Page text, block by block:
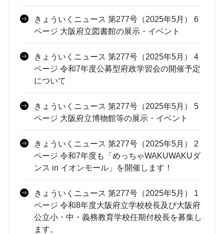
きょういくニュース 第277号（2025年5月） 6
ページ 大阪府立図書館の展示・イベント
きょういくニュース 第277号（2025年5月） 4
ページ 令和7年度公募型府政学習会の開催予定
について
きょういくニュース 第277号（2025年5月） 5
ページ 大阪府立博物館等の展示・イベント
きょういくニュース 第277号（2025年5月） 2
ページ 令和7年度も「めっちゃWAKUWAKUダ
ンス in イオンモール」を開催します！
きょういくニュース 第277号（2025年5月） 1
ページ 令和8年度大阪府立学校校長及び大阪府
公立小・中・義務教育学校任期付校長を募集し
ます。